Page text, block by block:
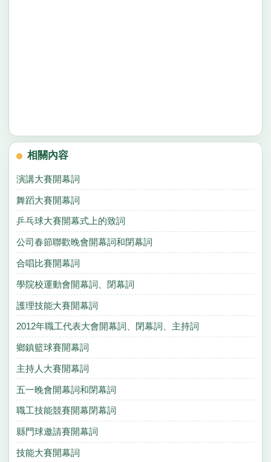
相關內容
演講大賽開幕詞
舞蹈大賽開幕詞
乒乓球大賽開幕式上的致詞
公司春節聯歡晚會開幕詞和閉幕詞
合唱比賽開幕詞
學院校運動會開幕詞、閉幕詞
護理技能大賽開幕詞
2012年職工代表大會開幕詞、閉幕詞、主持詞
鄉鎮籃球賽開幕詞
主持人大賽開幕詞
五一晚會開幕詞和閉幕詞
職工技能競賽開幕閉幕詞
縣門球邀請賽開幕詞
技能大賽開幕詞